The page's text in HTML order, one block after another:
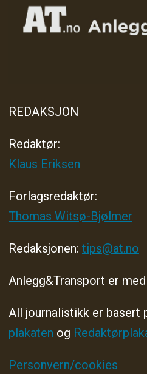
REDAKSJON
Redaktør:
Klaus Eriksen
Forlagsredaktør:
Thomas Witsø-Bjølmer
Redaksjonen: tips@at.no
Anlegg&Transport er
All journalistikk er basert
plakaten og
Personvern/cookies